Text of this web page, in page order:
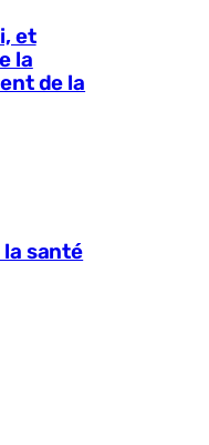
et
la
de la
la santé